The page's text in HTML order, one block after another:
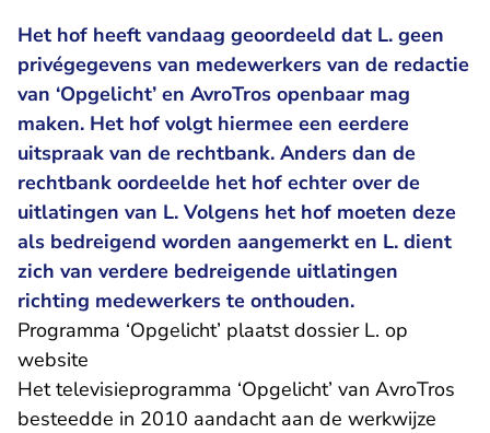
Het hof heeft vandaag geoordeeld dat L. geen
privégegevens van medewerkers van de redactie
van ‘Opgelicht’ en AvroTros openbaar mag
maken. Het hof volgt hiermee een eerdere
uitspraak van de rechtbank. Anders dan de
rechtbank oordeelde het hof echter over de
uitlatingen van L. Volgens het hof moeten deze
als bedreigend worden aangemerkt en L. dient
zich van verdere bedreigende uitlatingen
richting medewerkers te onthouden.
Programma ‘Opgelicht’ plaatst dossier L. op
website
Het televisieprogramma ‘Opgelicht’ van AvroTros
besteedde in 2010 aandacht aan de werkwijze